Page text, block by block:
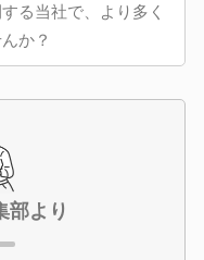
る当社で、より多く
か？
部より